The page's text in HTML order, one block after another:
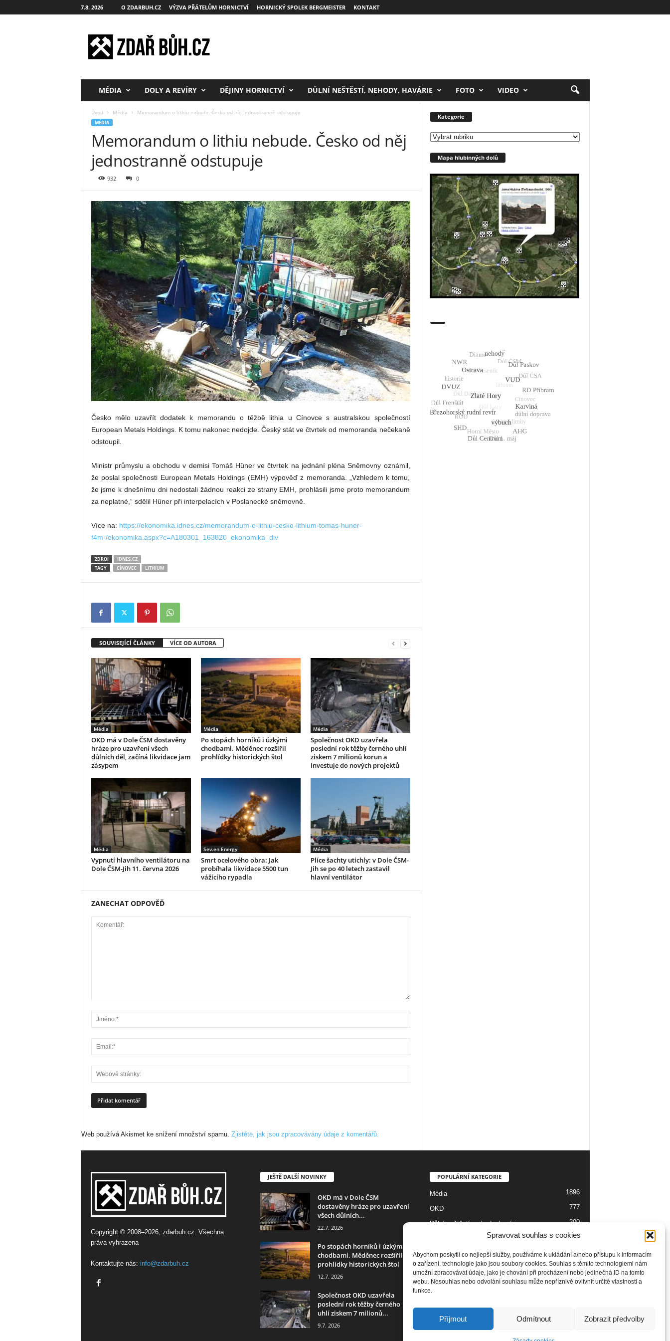
Spravovat souhlas s cookies
Abychom poskytli co nejlepší služby, používáme k ukládání a/nebo přístupu k informacím
o zařízení, technologie jako jsou soubory cookies. Souhlas s těmito technologiemi nám
umožní zpracovávat údaje, jako je chování při procházení nebo jedinečná ID na tomto
webu. Nesouhlas nebo odvolání souhlasu může nepříznivě ovlivnit určité vlastnosti a
funkce.
Příjmout Odmítnout Zobrazit předvolby
7.8. 2026 O ZDARBUH.CZ VÝZVA PŘÁTELŮM HORNICTVÍ HORNICKÝ SPOLEK BERGMEISTER KONTAKT
MÉDIA DOLY A REVÍRY DĚJINY HORNICTVÍ DŮLNÍ NEŠTĚSTÍ, NEHODY, HAVÁRIE FOTO VIDEO
Úvod Média Memorandum o lithiu nebude. Česko od něj jednostranně odstupuje
MÉDIA
Memorandum o lithiu nebude. Česko od něj
jednostranně odstupuje
932 0
Česko mělo uzavřít dodatek k memorandu o těžbě lithia u Cínovce s australskou společností
European Metals Holdings. K tomu nakonec nedojde. Český stát ve čtvrtek od memoranda nečekaně
odstoupil.
Ministr průmyslu a obchodu v demisi Tomáš Hüner ve čtvrtek na jednání pléna Sněmovny oznámil,
že poslal společnosti European Metals Holdings (EMH) výpověď z memoranda. „Vzhledem k tomu,
že jsme k dnešnímu dni nedostali žádnou reakci ze strany EMH, prohlásili jsme proto memorandum
za neplatné,“ sdělil Hüner při interpelacích v Poslanecké sněmovně.
Více na: https://ekonomika.idnes.cz/memorandum-o-lithiu-cesko-lithium-tomas-huner-
f4m-/ekonomika.aspx?c=A180301_163820_ekonomika_div
ZDROJ
IDNES.CZ
TAGY
CÍNOVEC LITHIUM
SOUVISEJÍCÍ ČLÁNKY VÍCE OD AUTORA
Média
OKD má v Dole ČSM dostavěny
hráze pro uzavření všech
důlních děl, začíná likvidace jam
zásypem
Média
Po stopách horníků i úzkými
chodbami. Měděnec rozšířil
prohlídky historických štol
Média
Společnost OKD uzavřela
poslední rok těžby černého uhlí
ziskem 7 milionů korun a
investuje do nových projektů
Média
Vypnutí hlavního ventilátoru na
Dole ČSM-Jih 11. června 2026
Sev.en Energy
Smrt ocelového obra: Jak
probíhala likvidace 5500 tun
vážícího rypadla
Média
Plíce šachty utichly: v Dole ČSM-
Jih se po 40 letech zastavil
hlavní ventilátor
ZANECHAT ODPOVĚĎ
Web používá Akismet ke snížení množství spamu. Zjistěte, jak jsou zpracovávány údaje z komentářů.
Kategorie
Kategorie
Mapa hlubinných dolů
Copyright © 2008–2026, zdarbuh.cz. Všechna
práva vyhrazena
Kontaktujte nás: info@zdarbuh.cz
JEŠTĚ DALŠÍ NOVINKY
OKD má v Dole ČSM
dostavěny hráze pro uzavření
všech důlních...
22.7. 2026
Po stopách horníků i úzkými
chodbami. Měděnec rozšířil
prohlídky historických štol
12.7. 2026
Společnost OKD uzavřela
poslední rok těžby černého
uhlí ziskem 7 milionů...
9.7. 2026
POPULÁRNÍ KATEGORIE
Média 1896
OKD 777
Důlní neštěstí, nehody, havárie 200
139
Diamo 137
Historie 129
RD Jeseník 99